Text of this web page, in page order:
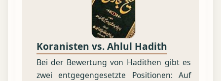
Koranisten vs. Ahlul Hadith
Bei der Bewertung von Hadithen gibt es
zwei entgegengesetzte Positionen: Auf